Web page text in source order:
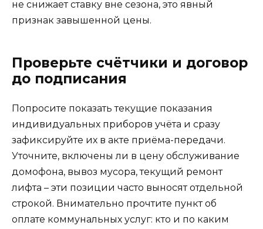
не снижает ставку вне сезона, это явный
признак завышенной цены.
Проверьте счётчики и договор
до подписания
Попросите показать текущие показания
индивидуальных приборов учёта и сразу
зафиксируйте их в акте приёма-передачи.
Уточните, включены ли в цену обслуживание
домофона, вывоз мусора, текущий ремонт
лифта – эти позиции часто выносят отдельной
строкой. Внимательно прочтите пункт об
оплате коммунальных услуг: кто и по каким